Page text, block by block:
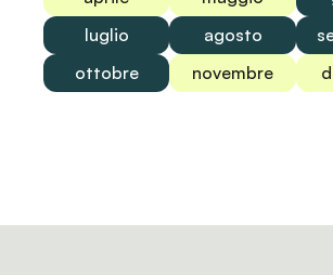
luglio
agosto
ottobre
novembre